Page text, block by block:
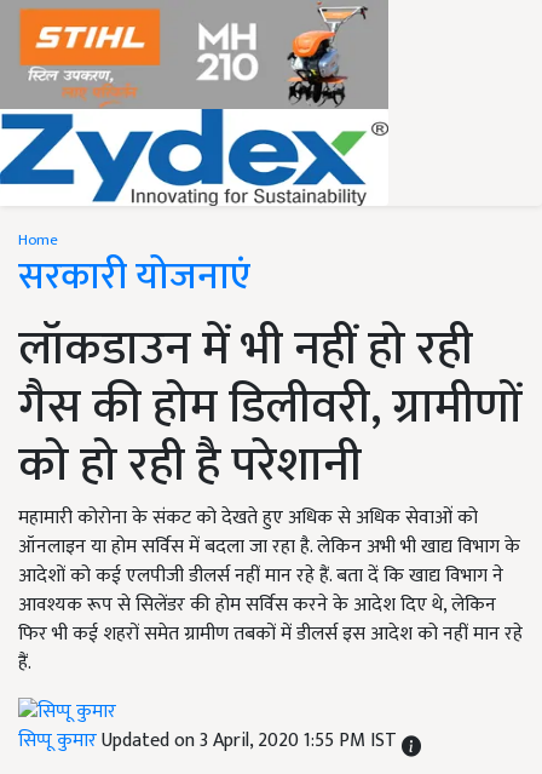
Home
सरकारी योजनाएं
लॉकडाउन में भी नहीं हो रही
गैस की होम डिलीवरी, ग्रामीणों
को हो रही है परेशानी
महामारी कोरोना के संकट को देखते हुए अधिक से अधिक सेवाओं को
ऑनलाइन या होम सर्विस में बदला जा रहा है. लेकिन अभी भी खाद्य विभाग के
आदेशों को कई एलपीजी डीलर्स नहीं मान रहे हैं. बता दें कि खाद्य विभाग ने
आवश्यक रूप से सिलेंडर की होम सर्विस करने के आदेश दिए थे, लेकिन
फिर भी कई शहरों समेत ग्रामीण तबकों में डीलर्स इस आदेश को नहीं मान रहे
हैं.
सिप्पू कुमारUpdated on 3 April, 2020 1:55 PM IST